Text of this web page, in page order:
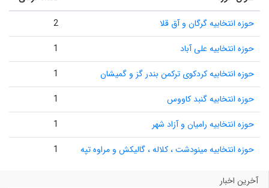
حوزه انتخابیه گرگان و آق قلا
2
حوزه انتخابیه علی آباد
1
حوزه انتخابیه کردکوی ترکمن بندر گز و گمیشان
1
حوزه انتخابیه گنبد کاووس
1
حوزه انتخابیه رامیان و آزاد شهر
1
حوزه انتخابیه مینودشت ، کلاله ، گالیکش و مراوه تپه
1
آخرین اخبار